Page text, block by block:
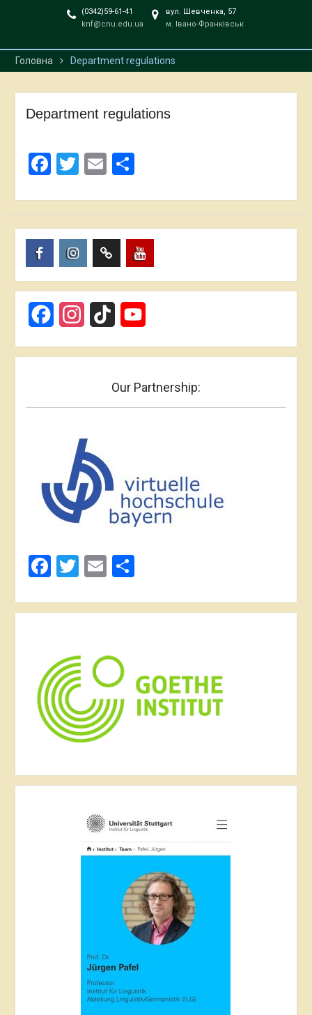
(0342)59-61-41
knf@cnu.edu.ua
вул. Шевченка, 57
м. Івано-Франківськ
Головна Department regulations
Department regulations
Facebook
Twitter
EmailShare
меню
меню
меню
меню
FacebookInstagramTikTok
Our Partnership:
Facebook
Twitter
EmailShare